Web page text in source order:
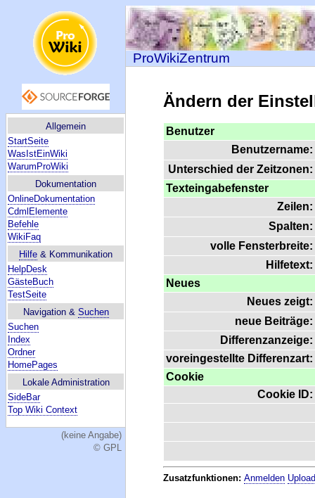
Allgemein
StartSeite
WasIstEinWiki
WarumProWiki
Dokumentation
OnlineDokumentation
CdmlElemente
Befehle
WikiFaq
Hilfe & Kommunikation
HelpDesk
GästeBuch
TestSeite
Navigation & Suchen
Suchen
Index
Ordner
HomePages
Lokale Administration
SideBar
Top Wiki Context
(keine Angabe)
© GPL
ProWikiZentrum
Ändern der
Benutzer
Benutzername:
Unterschied der Zeitzonen:
Texteingabefenster
Zeilen:
Spalten:
volle Fensterbreite:
Hilfetext:
Neues
Neues zeigt:
neue Beiträge:
Differenzanzeige:
voreingestellte Differenzart:
Cookie
Cookie ID:
Zusatzfunktionen:Anmelden